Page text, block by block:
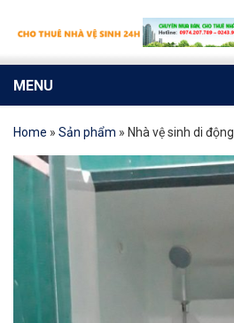
MENU
Home » Sản phẩm » Nhà vệ sinh di động